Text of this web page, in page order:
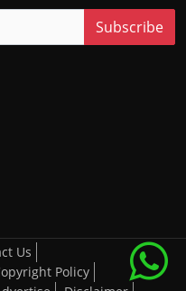
Subscribe
Us
Policy